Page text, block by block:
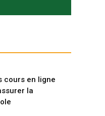
cours en ligne
la